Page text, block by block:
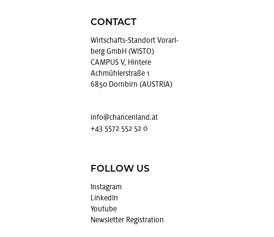
CONTACT
Wirtschafts-Stan­dort Vo­rarl­
berg GmbH (WISTO)
CAMPUS V, Hintere
Achmühlerstraße 1
6850 Dornbirn (AUSTRIA)
info@​chancenland.​at
+43 5572 552 52 0
FOLLOW US
In­sta­gram
LinkedIn
Youtube
Newslet­ter Reg­is­tra­tion